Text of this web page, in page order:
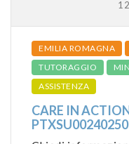
EMILIA ROMAGNA
TUTORAGGIO
ASSISTENZA
CARE IN